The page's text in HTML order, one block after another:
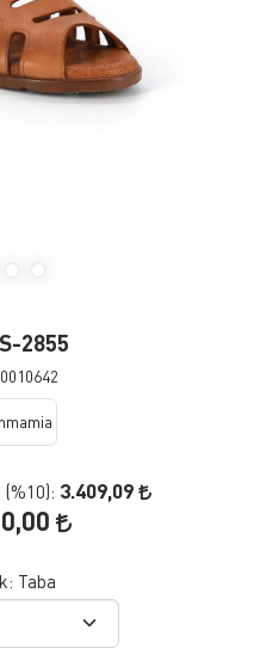
2855
(%10): 3.409,09
Taba